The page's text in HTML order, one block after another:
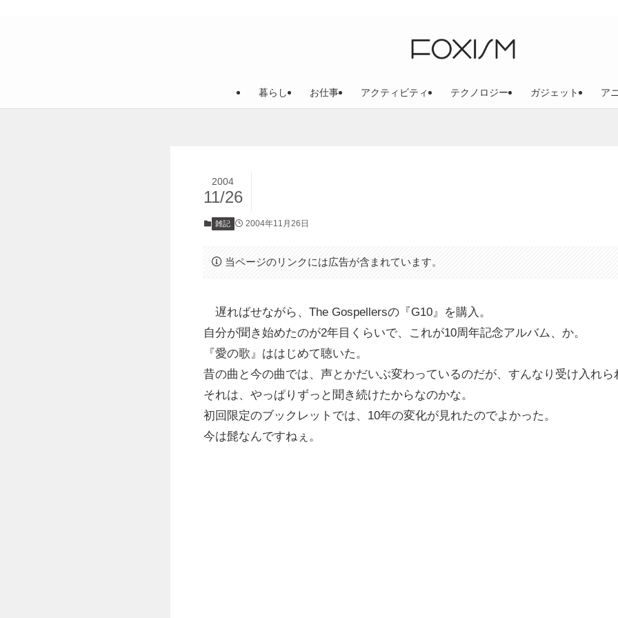
暮らし お仕事 アクティビティ テクノロジー ガジェット ア
2004
11/26
雑記 2004年11月26日
当ページのリンクには広告が含まれています。
遅ればせながら、The Gospellersの『G10』を購入。
自分が聞き始めたのが2年目くらいで、これが10周年記念アルバム、か。
『愛の歌』ははじめて聴いた。
昔の曲と今の曲では、声とかだいぶ変わっているのだが、すんなり受け入れら
それは、やっぱりずっと聞き続けたからなのかな。
初回限定のブックレットでは、10年の変化が見れたのでよかった。
今は髭なんですねぇ。